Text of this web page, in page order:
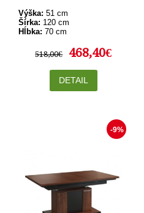
Výška: 51 cm
Šírka: 120 cm
Hĺbka: 70 cm
518,00€ 468,40€
DETAIL
-9%